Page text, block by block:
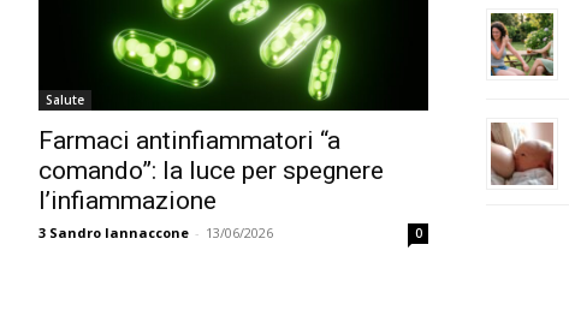
Salute
Farmaci antinfiammatori “a
comando”: la luce per spegnere
l’infiammazione
3 Sandro Iannaccone - 13/06/2026 0